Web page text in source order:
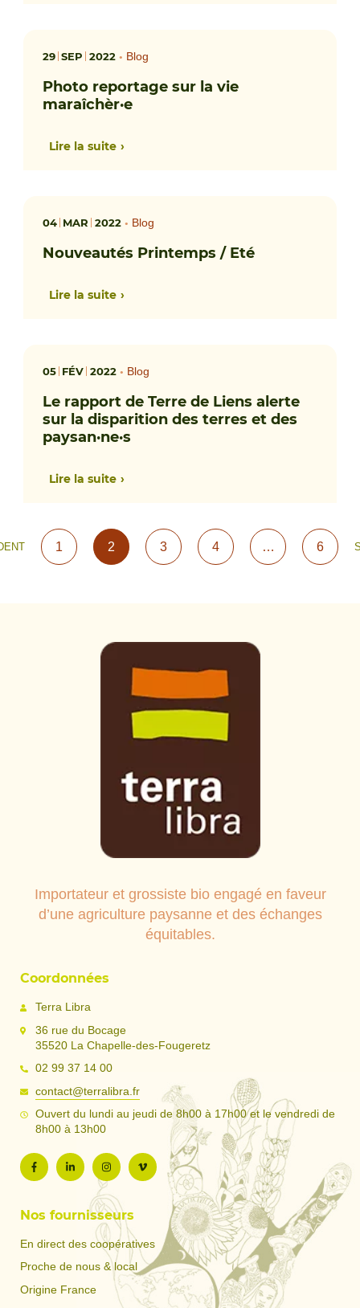
29 SEP 2022• Blog
Photo reportage sur la vie
maraîchèr·e
Lire la suite
04 MAR 2022• Blog
Nouveautés Printemps / Eté
Lire la suite
05 FÉV 2022• Blog
Le rapport de Terre de Liens alerte
sur la disparition des terres et des
paysan·ne·s
Lire la suite
1 2 3 4 … 6
Importateur et grossiste bio engagé en faveur
d’une agriculture paysanne et des échanges
équitables.
Coordonnées
Terra Libra
36 rue du Bocage
35520 La Chapelle-des-Fougeretz
02 99 37 14 00
contact@terralibra.fr
Ouvert du lundi au jeudi de 8h00 à 17h00 et le vendredi de
8h00 à 13h00
Nos fournisseurs
En direct des coopératives
Proche de nous & local
Origine France